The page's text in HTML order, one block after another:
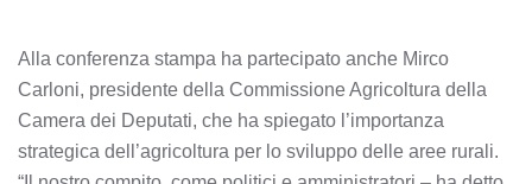
Alla conferenza stampa ha partecipato anche Mirco
Carloni, presidente della Commissione Agricoltura della
Camera dei Deputati, che ha spiegato l’importanza
strategica dell’agricoltura per lo sviluppo delle aree rurali.